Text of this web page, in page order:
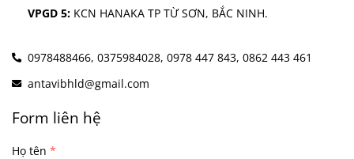
VPGD 5: KCN HANAKA TP TỪ SƠN, BẮC NINH.
0978488466, 0375984028, 0978 447 843, 0862 443 461
antavibhld@gmail.com
Form liên hệ
Họ tên